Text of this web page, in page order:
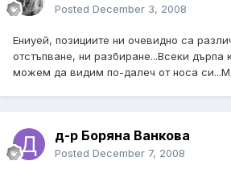
Posted December 3, 2008
Ениуей, позициите ни очевидно са
отстъпване, ни разбиране...Всеки дърпа
можем да видим по-далеч от носа
д-р Боряна Ванкова
Posted December 7, 2008